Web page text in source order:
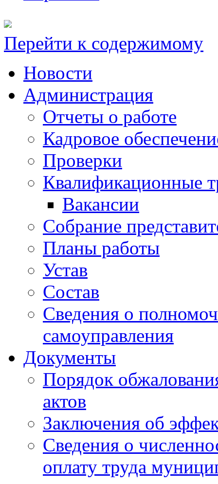
Перейти к содержимому
Новости
Администрация
Отчеты о работе
Кадровое
Проверки
Квалификационные
Вакансии
Собрание
Планы работы
Устав
Состав
Сведения о
самоуправления
Документы
Порядок
актов
Заключения об
Сведения о
оплату труда